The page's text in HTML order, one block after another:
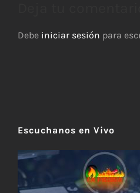
Debe iniciar sesión para
Escuchanos en Vivo